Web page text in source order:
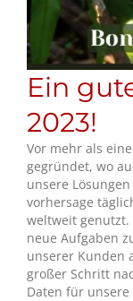
Ein
2023!
Vor mehr als
gegründet, wo
unsere
vorhersage
weltweit genutzt.
neue Aufgaben
unserer Kunden
großer Schritt
Daten für